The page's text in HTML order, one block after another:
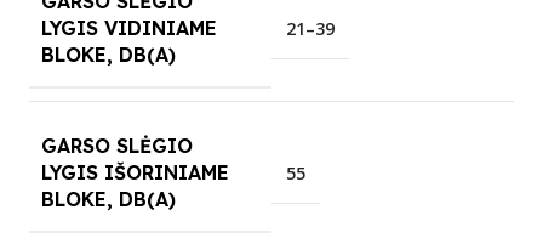
LYGIS VIDINIAME
BLOKE, DB(A)
21–39
GARSO SLĖGIO
LYGIS IŠORINIAME
BLOKE, DB(A)
55